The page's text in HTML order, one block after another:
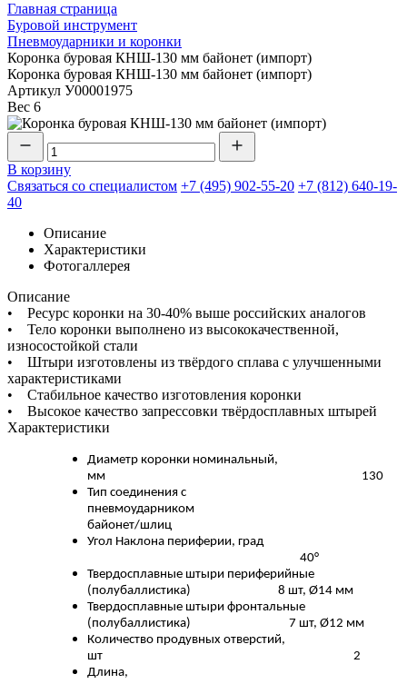
Главная страница
Буровой инструмент
Пневмоударники и коронки
Коронка буровая КНШ-130 мм байонет (импорт)
Коронка буровая КНШ-130 мм байонет (импорт)
Артикул У00001975
Вес 6
В корзину
Связаться со специалистом +7 (495) 902-55-20 +7 (812) 640-19-
40
Описание
Характеристики
Фотогаллерея
Описание
• Ресурс коронки на 30-40% выше российских аналогов
• Тело коронки выполнено из высококачественной,
износостойкой стали
• Штыри изготовлены из твёрдого сплава с улучшенными
характеристиками
• Стабильное качество изготовления коронки
• Высокое качество запрессовки твёрдосплавных штырей
Характеристики
Диаметр коронки номинальный,
мм 130
Тип соединения с
байонет/шлиц
Угол Наклона периферии, град
40°
Твердосплавные штыри периферийные
(полубаллистика) 8 шт, Ø14 мм
Твердосплавные штыри фронтальные
(полубаллистика) 7 шт, Ø12 мм
Количество продувных отверстий,
шт 2
Длина,